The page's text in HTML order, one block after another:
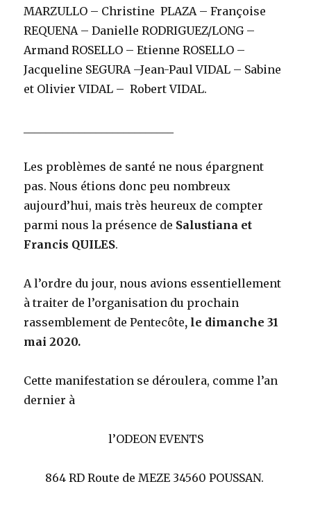
MARZULLO – Christine PLAZA – Françoise
REQUENA – Danielle RODRIGUEZ/LONG –
Armand ROSELLO – Etienne ROSELLO –
Jacqueline SEGURA –Jean-Paul VIDAL – Sabine
et Olivier VIDAL – Robert VIDAL.
Les problèmes de santé ne nous épargnent
pas. Nous étions donc peu nombreux
aujourd’hui, mais très heureux de compter
parmi nous la présence de Salustiana et
Francis QUILES.
A l’ordre du jour, nous avions essentiellement
à traiter de l’organisation du prochain
rassemblement de Pentecôte, le dimanche 31
mai 2020.
Cette manifestation se déroulera, comme l’an
dernier à
l’ODEON EVENTS
864 RD Route de MEZE 34560 POUSSAN.